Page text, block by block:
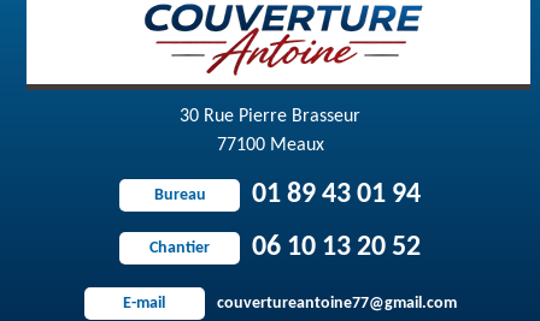
30 Rue Pierre Brasseur
77100 Meaux
Bureau 01 89 43 01 94
Chantier 06 10 13 20 52
E-mail couvertureantoine77@gmail.com